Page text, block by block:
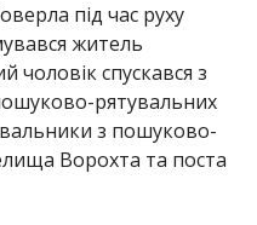
під час руху
житель
чоловік спускався з
рятувальних
з пошуково-
Ворохта та поста